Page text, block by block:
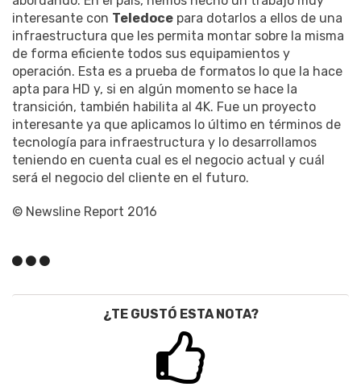
interesante con Teledoce para dotarlos a ellos de una
infraestructura que les permita montar sobre la misma
de forma eficiente todos sus equipamientos y
operación. Esta es a prueba de formatos lo que la hace
apta para HD y, si en algún momento se hace la
transición, también habilita al 4K. Fue un proyecto
interesante ya que aplicamos lo último en términos de
tecnología para infraestructura y lo desarrollamos
teniendo en cuenta cual es el negocio actual y cuál
será el negocio del cliente en el futuro.
© Newsline Report 2016
¿TE GUSTÓ ESTA NOTA?